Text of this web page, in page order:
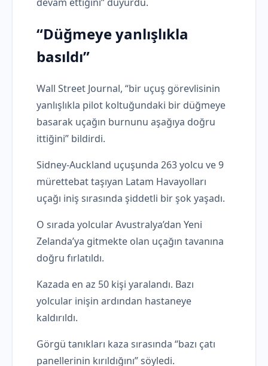
“Düğmeye yanlışlıkla
basıldı”
Wall Street Journal, “bir uçuş görevlisinin
yanlışlıkla pilot koltuğundaki bir düğmeye
basarak uçağın burnunu aşağıya doğru
ittiğini” bildirdi.
Sidney-Auckland uçuşunda 263 yolcu ve 9
mürettebat taşıyan Latam Havayolları
uçağı iniş sırasında şiddetli bir şok yaşadı.
O sırada yolcular Avustralya’dan Yeni
Zelanda’ya gitmekte olan uçağın tavanına
doğru fırlatıldı.
Kazada en az 50 kişi yaralandı. Bazı
yolcular inişin ardından hastaneye
kaldırıldı.
Görgü tanıkları kaza sırasında “bazı çatı
panellerinin kırıldığını” söyledi.